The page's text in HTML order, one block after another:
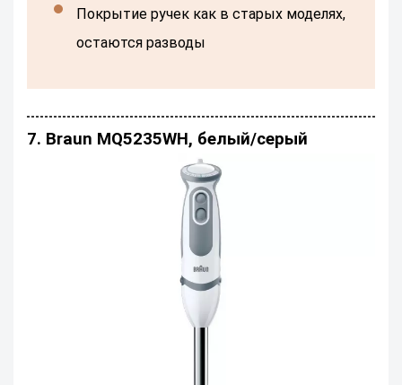
Покрытие ручек как в старых моделях,
остаются разводы
7. Braun MQ5235WH, белый/серый